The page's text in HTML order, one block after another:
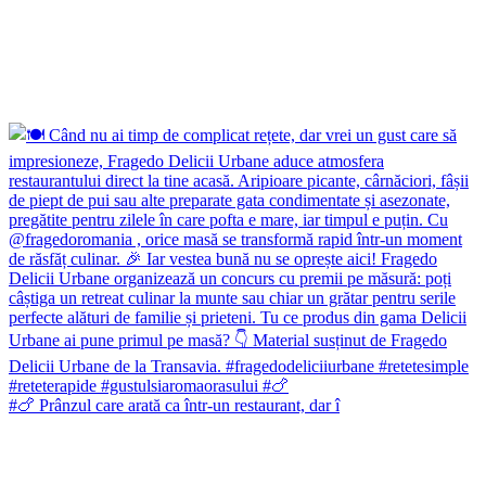
#🍗 Prânzul care arată ca într-un restaurant, dar î